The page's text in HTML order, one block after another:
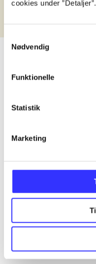
cookies under ”Detaljer”.
Samtykkevalg
Nødvendig
Funktionelle
Statistik
Marketing